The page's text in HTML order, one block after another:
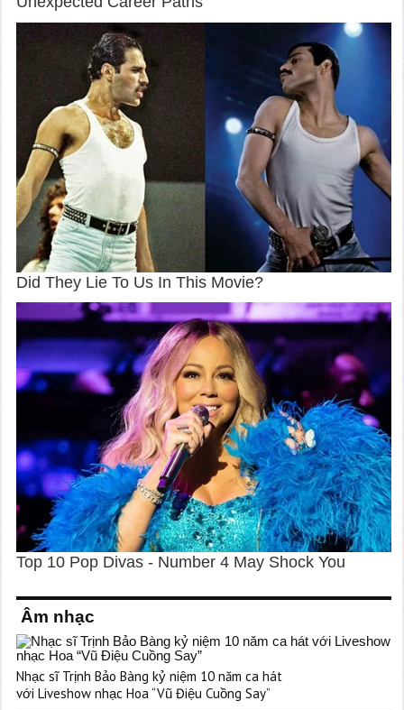
Âm nhạc
Nhạc sĩ Trịnh Bảo Bàng kỷ niệm 10 năm ca hát
với Liveshow nhạc Hoa “Vũ Điệu Cuồng Say”